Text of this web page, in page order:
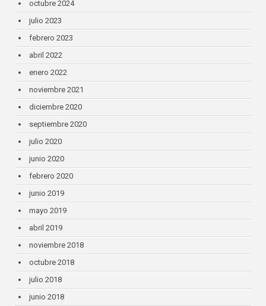
octubre 2024
julio 2023
febrero 2023
abril 2022
enero 2022
noviembre 2021
diciembre 2020
septiembre 2020
julio 2020
junio 2020
febrero 2020
junio 2019
mayo 2019
abril 2019
noviembre 2018
octubre 2018
julio 2018
junio 2018